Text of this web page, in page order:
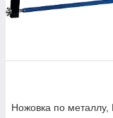
Ножовка по металлу,